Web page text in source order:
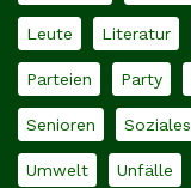
Leute Literatur
Parteien Party
Senioren Soziales
Umwelt Unfälle